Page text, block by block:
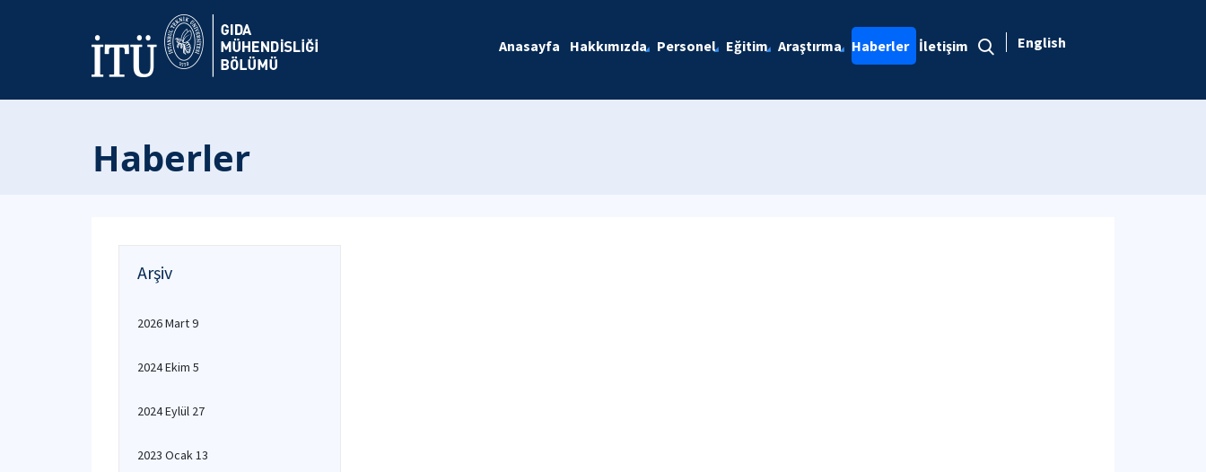
Anasayfa Hakkımızda Personel Eğitim Araştırma Haberler İletişim English
Haberler
Arşiv
2026 Mart 9
2024 Ekim 5
2024 Eylül 27
2023 Ocak 13